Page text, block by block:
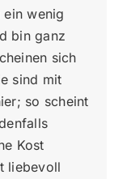
ein wenig
bin ganz
sich
sind mit
so scheint
Kost
liebevoll